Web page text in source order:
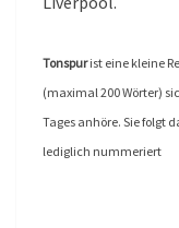
Tonspurist eine kleine
(maximal 200 Wörter)
Tages anhöre. Sie folgt
lediglich nummeriert